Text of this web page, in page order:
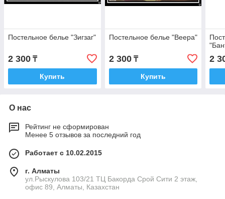
Постельное белье "Зигзаг"
2 300 ₸
Купить
Постельное белье "Веера"
2 300₸
Купить
2
О нас
Рейтинг не сформирован
Менее 5 отзывов за последний год
Работает с 10.02.2015
г. Алматы
ул.Рыскулова 103/21 ТЦ Бакорда Срой Сити 2 этаж,
офис 89, Алматы, Казахстан